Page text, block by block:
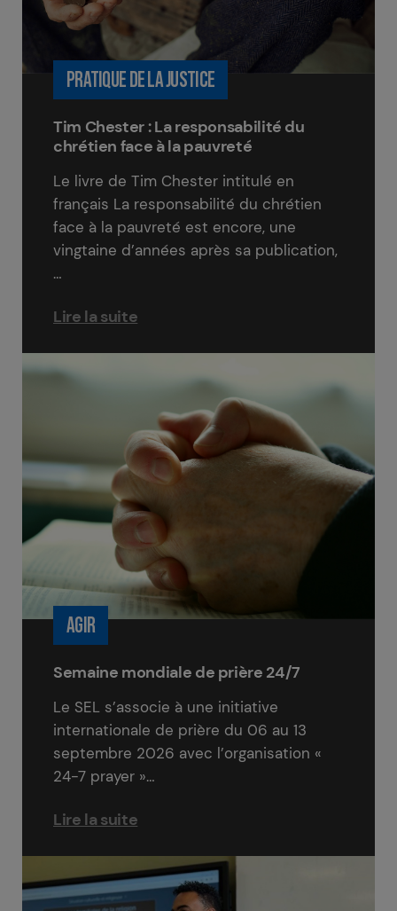
PRATIQUE DE LA JUSTICE
Tim Chester : La responsabilité du
chrétien face à la pauvreté
Le livre de Tim Chester intitulé en
français La responsabilité du chrétien
face à la pauvreté est encore, une
vingtaine d’années après sa publication,
…
Lire la suite
AGIR
Semaine mondiale de prière 24/7
Le SEL s’associe à une initiative
internationale de prière du 06 au 13
septembre 2026 avec l’organisation «
24-7 prayer »…
Lire la suite